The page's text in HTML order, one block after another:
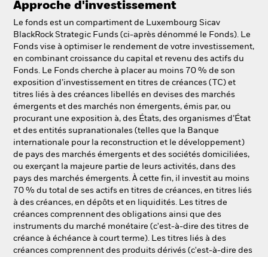
NL FR
BlackRock
iShares
Aladdin
Notre société
Approche d'investissement
Le fonds est un compartiment de Luxembourg Sicav
BlackRock Strategic Funds (ci-après dénommé le Fonds). Le
Fonds vise à optimiser le rendement de votre investissement,
en combinant croissance du capital et revenu des actifs du
Fonds. Le Fonds cherche à placer au moins 70 % de son
exposition d’investissement en titres de créances (TC) et
titres liés à des créances libellés en devises des marchés
émergents et des marchés non émergents, émis par, ou
procurant une exposition à, des États, des organismes d’État
et des entités supranationales (telles que la Banque
internationale pour la reconstruction et le développement)
de pays des marchés émergents et des sociétés domiciliées,
ou exerçant la majeure partie de leurs activités, dans des
pays des marchés émergents. À cette fin, il investit au moins
70 % du total de ses actifs en titres de créances, en titres liés
à des créances, en dépôts et en liquidités. Les titres de
créances comprennent des obligations ainsi que des
instruments du marché monétaire (c'est-à-dire des titres de
créance à échéance à court terme). Les titres liés à des
créances comprennent des produits dérivés (c'est-à-dire des